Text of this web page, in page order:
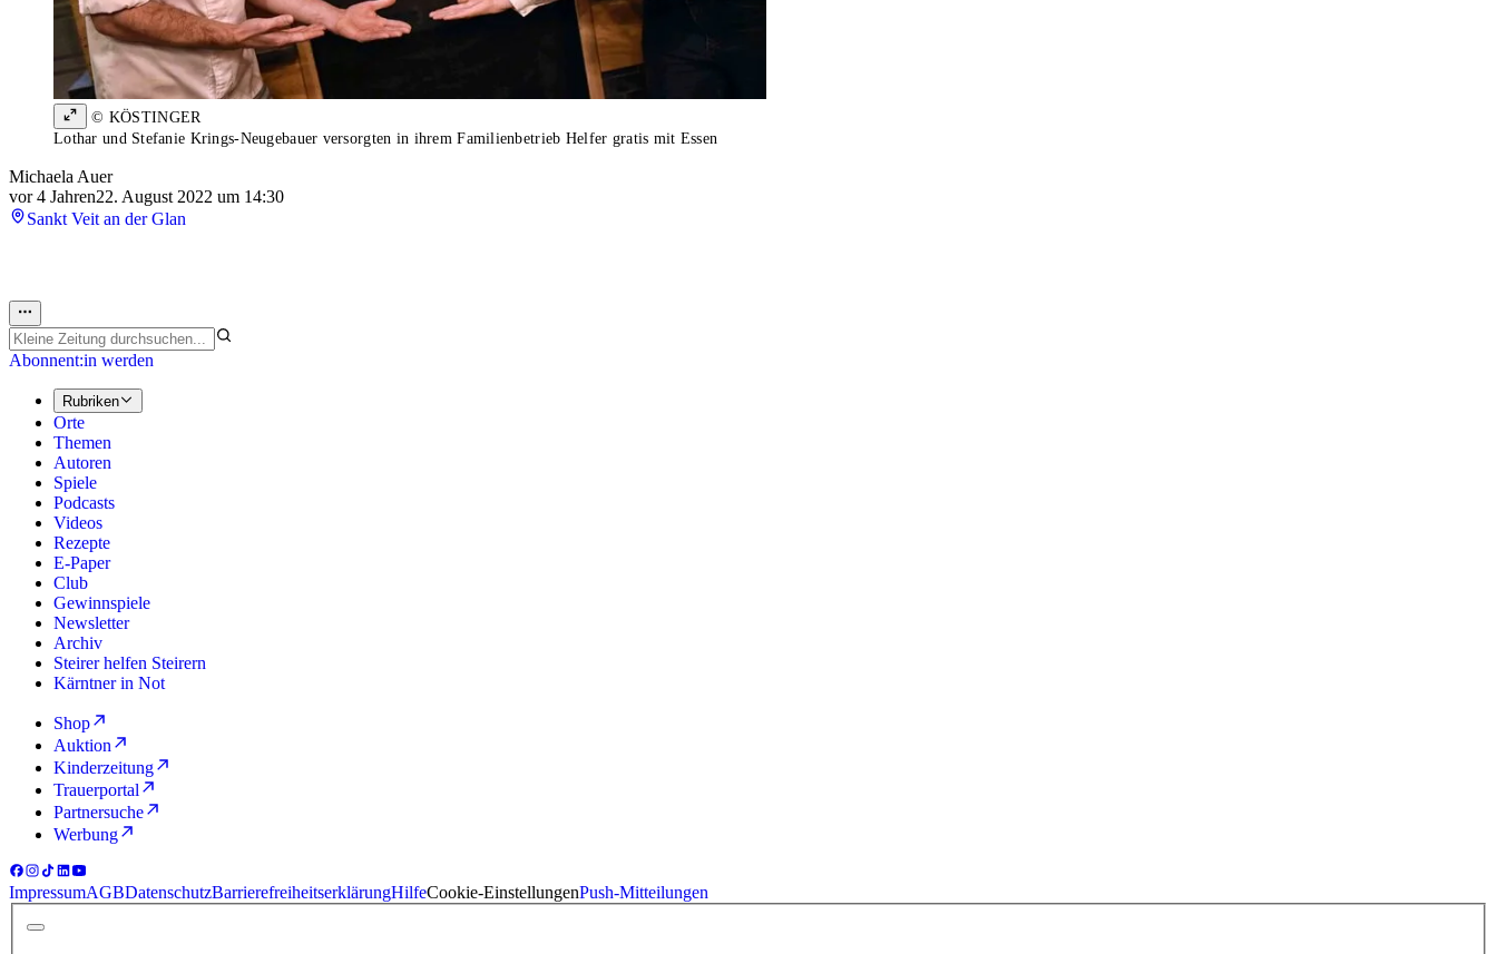
© KÖSTINGER
Lothar und Stefanie Krings-Neugebauer versorgten in ihrem Familienbetrieb Helfer gratis mit Essen
Michaela Auer
vor 4 Jahren22. August 2022 um 14:30
Sankt Veit an der Glan
Abonnent:in werden
Rubriken
Orte
Themen
Autoren
Spiele
Podcasts
Videos
Rezepte
E-Paper
Club
Gewinnspiele
Newsletter
Archiv
Steirer helfen Steirern
Kärntner in Not
Shop
Auktion
Kinderzeitung
Trauerportal
Partnersuche
Werbung
ImpressumAGBDatenschutzBarrierefreiheitserklärungHilfeCookie-EinstellungenPush-Mitteilungen